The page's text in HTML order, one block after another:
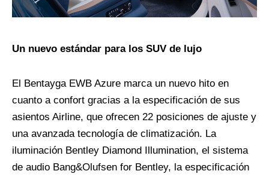
Un nuevo estándar para los SUV de lujo
El Bentayga EWB Azure marca un nuevo hito en
cuanto a confort gracias a la especificación de sus
asientos Airline, que ofrecen 22 posiciones de ajuste y
una avanzada tecnología de climatización. La
iluminación Bentley Diamond Illumination, el sistema
de audio Bang&Olufsen for Bentley, la especificación